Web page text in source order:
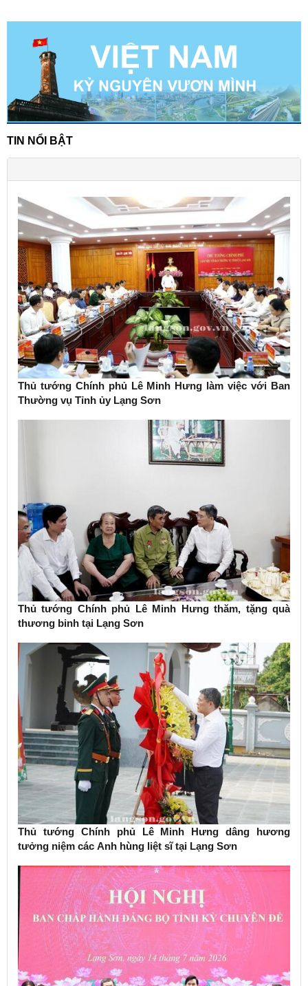
TIN NỔI BẬT
Thủ tướng Chính phủ Lê Minh Hưng làm việc với Ban
Thường vụ Tỉnh ủy Lạng Sơn
Thủ tướng Chính phủ Lê Minh Hưng thăm, tặng quà
thương binh tại Lạng Sơn
Thủ tướng Chính phủ Lê Minh Hưng dâng hương
tưởng niệm các Anh hùng liệt sĩ tại Lạng Sơn